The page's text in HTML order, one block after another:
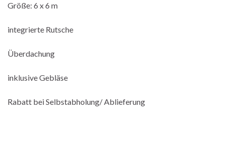
Größe: 6 x 6 m
integrierte Rutsche
Überdachung
inklusive Gebläse
Rabatt bei Selbstabholung/ Ablieferung